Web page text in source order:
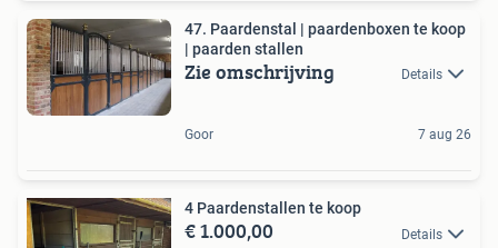
47. Paardenstal | paardenboxen te koop
| paarden stallen
Zie omschrijving Details
Goor 7 aug 26
4 Paardenstallen te koop
€ 1.000,00 Details